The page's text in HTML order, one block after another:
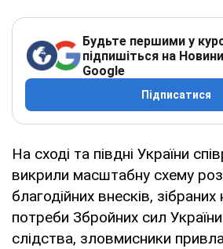
Будьте першими у
підпишіться на
Google
Підписатися
На сході та півдні України
викрили масштабну схему
благодійних внесків, зібраних
потреби Збройних сил
слідства, зловмисники